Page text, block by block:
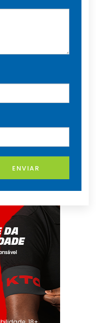
ENVIAR